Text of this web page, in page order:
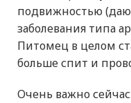
подвижностью
заболевания типа
Питомец в целом
больше спит и
Очень важно сейчас